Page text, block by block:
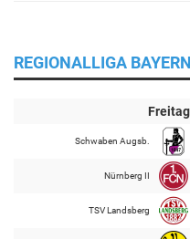
REGIONALLIGA
Schwaben Augsb.
Nürnberg II
TSV Landsberg